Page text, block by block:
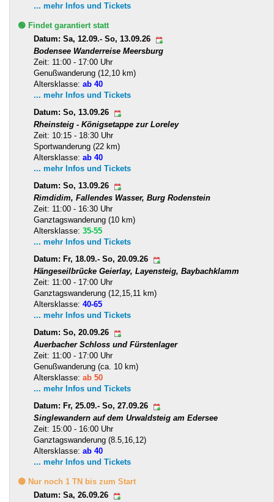
... mehr Infos und Tickets
🟢 Findet garantiert statt
Datum: Sa, 12.09.- So, 13.09.26
Bodensee Wanderreise Meersburg
Zeit: 11:00 - 17:00 Uhr
Genußwanderung (12,10 km)
Altersklasse: ab 40
... mehr Infos und Tickets
Datum: So, 13.09.26
Rheinsteig - Königsetappe zur Loreley
Zeit: 10:15 - 18:30 Uhr
Sportwanderung (22 km)
Altersklasse: ab 40
... mehr Infos und Tickets
Datum: So, 13.09.26
Rimdidim, Fallendes Wasser, Burg Rodenstein
Zeit: 11:00 - 16:30 Uhr
Ganztagswanderung (10 km)
Altersklasse: 35-55
... mehr Infos und Tickets
Datum: Fr, 18.09.- So, 20.09.26
Hängeseilbrücke Geierlay, Layensteig, Baybachklamm
Zeit: 11:00 - 17:00 Uhr
Ganztagswanderung (12,15,11 km)
Altersklasse: 40-65
... mehr Infos und Tickets
Datum: So, 20.09.26
Auerbacher Schloss und Fürstenlager
Zeit: 11:00 - 17:00 Uhr
Genußwanderung (ca. 10 km)
Altersklasse: ab 50
... mehr Infos und Tickets
Datum: Fr, 25.09.- So, 27.09.26
Singlewandern auf dem Urwaldsteig am Edersee
Zeit: 15:00 - 16:00 Uhr
Ganztagswanderung (8.5,16,12)
Altersklasse: ab 40
... mehr Infos und Tickets
🟡 Nur noch 1 TN bis zum Start
Datum: Sa, 26.09.26